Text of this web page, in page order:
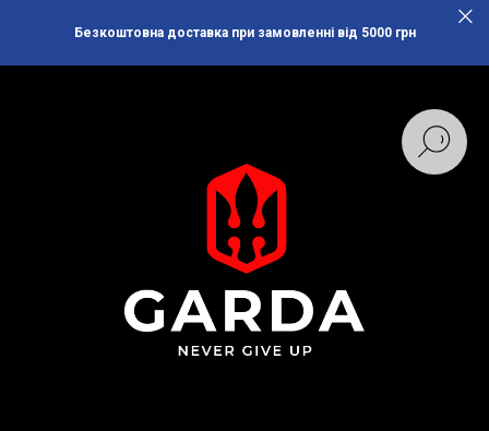
Безкоштовна доставка при замовленні від 5000 грн